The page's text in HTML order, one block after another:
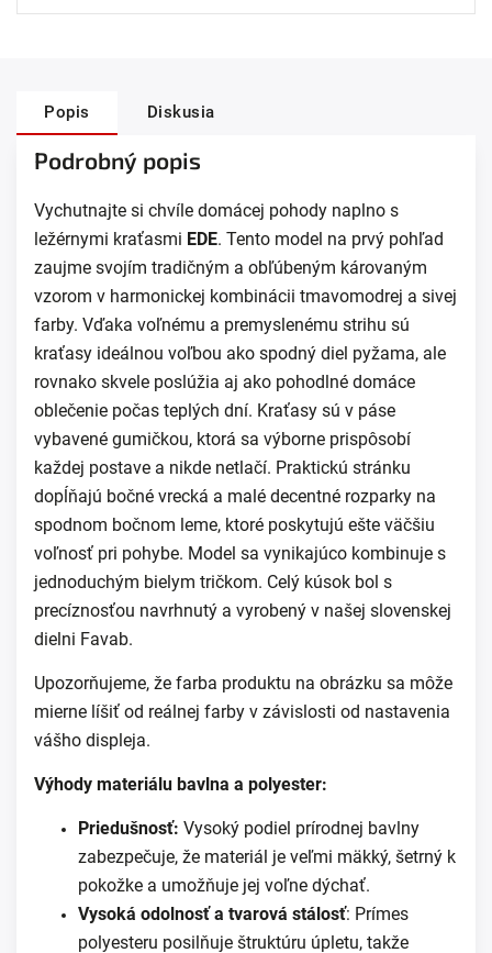
Popis Diskusia
Podrobný popis
Vychutnajte si chvíle domácej pohody naplno s
ležérnymi kraťasmi EDE. Tento model na prvý pohľad
zaujme svojím tradičným a obľúbeným károvaným
vzorom v harmonickej kombinácii tmavomodrej a sivej
farby. Vďaka voľnému a premyslenému strihu sú
kraťasy ideálnou voľbou ako spodný diel pyžama, ale
rovnako skvele poslúžia aj ako pohodlné domáce
oblečenie počas teplých dní. Kraťasy sú v páse
vybavené gumičkou, ktorá sa výborne prispôsobí
každej postave a nikde netlačí. Praktickú stránku
dopĺňajú bočné vrecká a malé decentné rozparky na
spodnom bočnom leme, ktoré poskytujú ešte väčšiu
voľnosť pri pohybe. Model sa vynikajúco kombinuje s
jednoduchým bielym tričkom. Celý kúsok bol s
precíznosťou navrhnutý a vyrobený v našej slovenskej
dielni Favab.
Upozorňujeme, že farba produktu na obrázku sa môže
mierne líšiť od reálnej farby v závislosti od nastavenia
vášho displeja.
Výhody materiálu bavlna a polyester:
Priedušnosť: Vysoký podiel prírodnej bavlny
zabezpečuje, že materiál je veľmi mäkký, šetrný k
pokožke a umožňuje jej voľne dýchať.
Vysoká odolnosť a tvarová stálosť: Prímes
polyesteru posilňuje štruktúru úpletu, takže